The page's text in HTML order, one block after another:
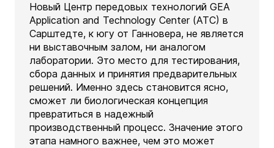
Новый Центр передовых технологий GEA
Application and Technology Center (ATC) в
Сарштедте, к югу от Ганновера, не является
ни выставочным залом, ни аналогом
лаборатории. Это место для тестирования,
сбора данных и принятия предварительных
решений. Именно здесь становится ясно,
сможет ли биологическая концепция
превратиться в надежный
производственный процесс. Значение этого
этапа намного важнее, чем это может